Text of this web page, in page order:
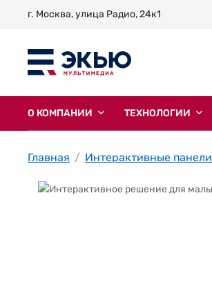
г. Москва, улица Радио, 24к1
О КОМПАНИИ ТЕХНОЛОГИИ
Главная Интерактивные панели